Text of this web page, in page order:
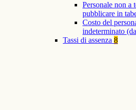
Personale non a
pubblicare in
Costo del
indeterminato
Tassi di assenza 8